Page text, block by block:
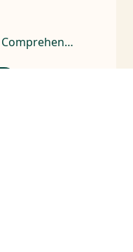
DCCC Danish Comprehensive Cancer Center